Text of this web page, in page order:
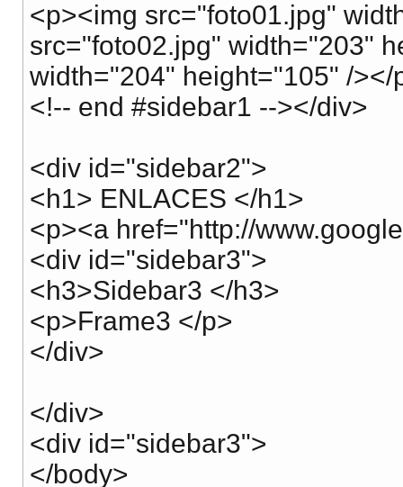
<p><img src="foto01.jpg"
src="foto02.jpg" width="203"
width="204" height="105" /></
<!-- end #sidebar1 --></div>
<div id="sidebar2">
<h1> ENLACES </h1>
<p><a href="http://
<div id="sidebar3">
<h3>Sidebar3 </h3>
<p>Frame3 </p>
</div>
</div>
<div id="sidebar3">
</body>